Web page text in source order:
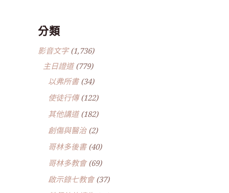
分類
影音文字(1,736)
主日證道(779)
以弗所書(34)
使徒行傳(122)
其他講道(182)
創傷與醫治(2)
哥林多後書(40)
哥林多教會(69)
啟示錄七教會(37)